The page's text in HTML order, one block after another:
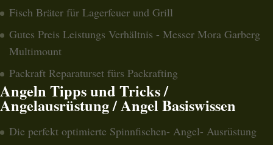
Fisch Bräter für Lagerfeuer und Grill
Gutes Preis Leistungs Verhältnis - Messer Mora Garberg
Multimount
Packraft Reparaturset fürs Packrafting
Angeln Tipps und Tricks /
Angelausrüstung / Angel Basiswissen
Die perfekt optimierte Spinnfischen- Angel- Ausrüstung